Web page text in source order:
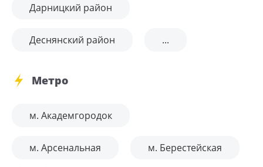
Дарницкий район
Деснянский район ...
Метро
м. Академгородок
м. Арсенальная м. Берестейская